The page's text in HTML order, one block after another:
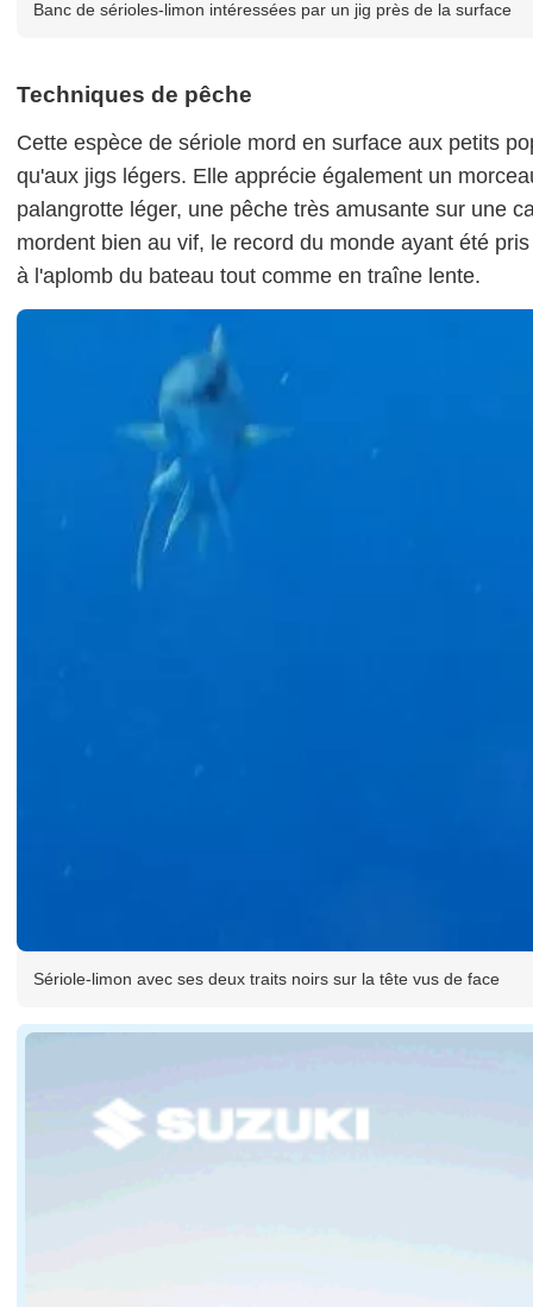
Banc de sérioles-limon intéressées par un jig près de la surface
Techniques de pêche
Cette espèce de sériole mord en surface aux petits
qu'aux jigs légers. Elle apprécie également un
palangrotte léger, une pêche très amusante sur une
mordent bien au vif, le record du monde ayant été
à l'aplomb du bateau tout comme en traîne lente.
Sériole-limon avec ses deux traits noirs sur la tête vus de face